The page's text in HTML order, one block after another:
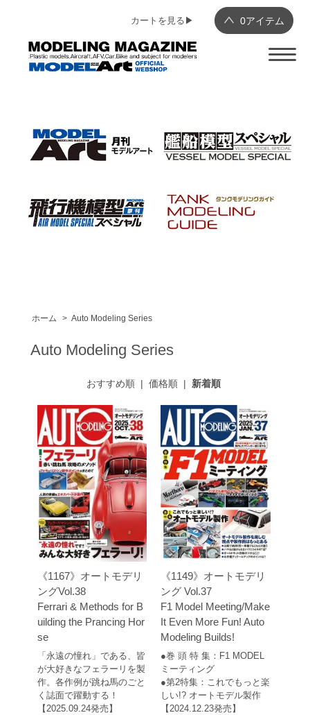
0アイテム
カートを見る▶︎
ホーム > Auto Modeling Series
Auto Modeling Series
おすすめ順 |価格順 | 新着順
《1167》オートモデリ
ングVol.38
Ferrari & Methods for B
uilding the Prancing Hor
se
「永遠の憧れ」である、皆
が大好きなフェラーリを製
作。各作例が跳ね馬のごと
く誌面で躍動する！
【2025.09.24発売】
《1149》オートモデリ
ング Vol.37
F1 Model Meeting/Make
It Even More Fun! Auto
Modeling Builds!
●巻 頭 特 集：F1 MODEL
ミーティング
●第2特集：これでもっと楽
しい!? オートモデル製作
【2024.12.23発売】